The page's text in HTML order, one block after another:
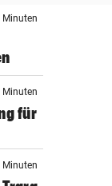
Minuten
Minuten
für
Minuten